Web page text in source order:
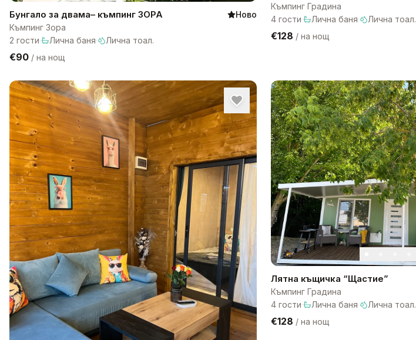
Бунгало за двама– къмпинг ЗОРА
Ново
Къмпинг Зора
2 гости· Лична баня· Лична тоал.
€90 / на нощ
Къмпинг Градина
4 гости· Лична баня· Лична тоал.
€128 /на нощ
Лятна къщичка “Щастие”
Къмпинг Градина
4 гости· Лична баня· Лична тоал.
€128 /на нощ